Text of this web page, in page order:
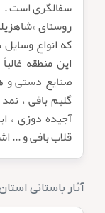
سفالگرى است .
روستاى
كه انواع
اين منطقه
صنايع دستى و
گليم بافى ،
آجيده دوزى ،
قلاب بافى و ...
آثار باستانی